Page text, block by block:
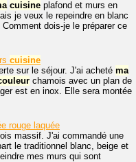
cuisine plafond et murs en
je veux le repeindre en blanc
dois-je le préparer ce
cuisine
sur le séjour. J'ai acheté ma
chamois avec un plan de
est en inox. Elle sera montée
rouge laquée
massif. J'ai commandé une
le traditionnel blanc, beige et
mes murs qui sont